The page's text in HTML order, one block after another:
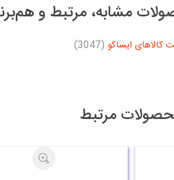
مشابه، مرتبط و
کالاهای ایساکو (3047)
مرتبط